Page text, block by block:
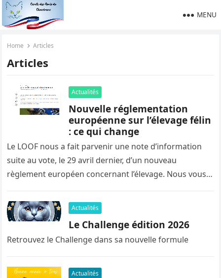
MENU
Home Articles
Articles
Actualités
Nouvelle réglementation
européenne sur l’élevage félin
: ce qui change
Le LOOF nous a fait parvenir une note d’information
suite au vote, le 29 avril dernier, d’un nouveau
règlement européen concernant l’élevage. Nous vous
Actualités
Le Challenge édition 2026
Retrouvez le Challenge dans sa nouvelle formule
Actualités